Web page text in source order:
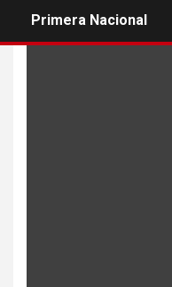
Primera Nacional